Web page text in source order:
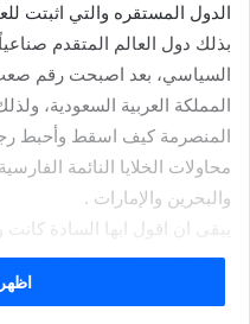
الدول المستقره والتي اثبتت
بذلك دول العالم المتقدم
السياسي، بعد اصبحت رقم صعب
المملكة العربية السعودية،
المنصرمة كيف اسقط وأحبط
محاولات الخلايا النائمة
والبحرين والإمارات .
يبقى ان اقول ايها السادة
الوطني الخليجي تشكل خط
الخليجية وحماية مقدراتها